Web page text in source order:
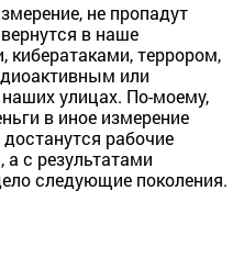
не пропадут
в наше
террором,
или
улицах. По-моему,
в иное измерение
рабочие
с результатами
следующие поколения.